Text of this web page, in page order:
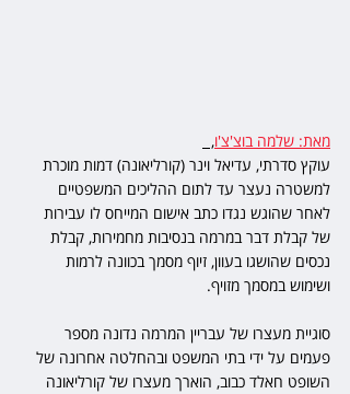
מאת: שלמה בוצ'צ'ו,
עוקץ סדרתי, עדיאל וינר (קורליאונה) דמות מוכרת
למשטרה נעצר עד לתום ההליכים המשפטיים
לאחר שהוגש נגדו כתב אישום המייחס לו עבירות
של קבלת דבר במרמה בנסיבות מחמירות, קבלת
נכסים שהושגו בעוון, זיוף מסמך בכוונה לרמות
ושימוש במסמך מזויף.
סוגיית מעצרו של עבריין המרמה נדונה מספר
פעמים על ידי בתי המשפט ובהחלטה אחרונה של
השופט חאלד כבוב, הוארך מעצרו של קורליאונה